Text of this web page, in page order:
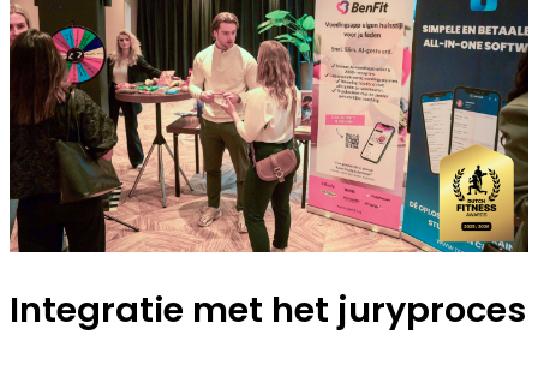
Integratie met het juryproces